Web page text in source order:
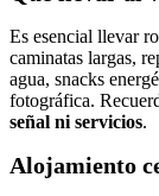
Es esencial llevar
caminatas largas,
agua, snacks
fotográfica.
señal ni servicios.
Alojamiento